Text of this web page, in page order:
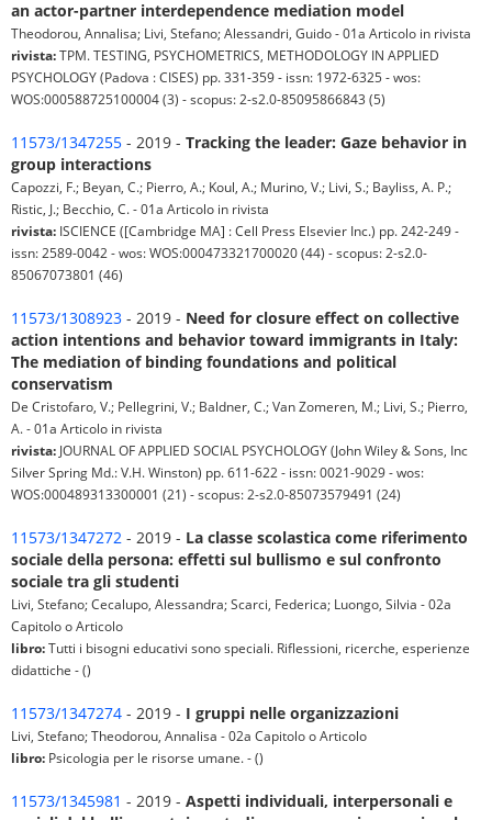
an actor-partner interdependence mediation model
Theodorou, Annalisa; Livi, Stefano; Alessandri, Guido - 01a Articolo in rivista
rivista:TPM. TESTING, PSYCHOMETRICS, METHODOLOGY IN APPLIED
PSYCHOLOGY (Padova : CISES) pp. 331-359 - issn: 1972-6325 - wos:
WOS:000588725100004 (3) - scopus: 2-s2.0-85095866843 (5)
11573/1347255 - 2019 - Tracking the leader: Gaze behavior in
group interactions
Capozzi, F.; Beyan, C.; Pierro, A.; Koul, A.; Murino, V.; Livi, S.; Bayliss, A. P.;
Ristic, J.; Becchio, C. - 01a Articolo in rivista
rivista: ISCIENCE ([Cambridge MA] : Cell Press Elsevier Inc.) pp. 242-249 -
issn: 2589-0042 - wos: WOS:000473321700020 (44) - scopus: 2-s2.0-
85067073801 (46)
11573/1308923 - 2019 - Need for closure effect on collective
action intentions and behavior toward immigrants in Italy:
The mediation of binding foundations and political
conservatism
De Cristofaro, V.; Pellegrini, V.; Baldner, C.; Van Zomeren, M.; Livi, S.; Pierro,
A. - 01a Articolo in rivista
rivista: JOURNAL OF APPLIED SOCIAL PSYCHOLOGY (John Wiley & Sons, Inc
Silver Spring Md.: V.H. Winston) pp. 611-622 - issn: 0021-9029 - wos:
WOS:000489313300001 (21) - scopus: 2-s2.0-85073579491 (24)
11573/1347272 - 2019 - La classe scolastica come riferimento
sociale della persona: effetti sul bullismo e sul confronto
sociale tra gli studenti
Livi, Stefano; Cecalupo, Alessandra; Scarci, Federica; Luongo, Silvia - 02a
Capitolo o Articolo
libro:Tutti i bisogni educativi sono speciali. Riflessioni, ricerche, esperienze
didattiche - ()
11573/1347274 - 2019 - I gruppi nelle organizzazioni
Livi, Stefano; Theodorou, Annalisa - 02a Capitolo o Articolo
libro: Psicologia per le risorse umane. - ()
11573/1345981 - 2019 - Aspetti individuali, interpersonali e